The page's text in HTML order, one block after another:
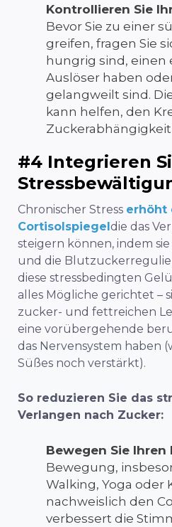
Kontrollieren Sie
Bevor Sie zu einer
greifen, fragen Sie
hungrig sind, einen
Auslöser haben
gelangweilt sind.
kann helfen, den
#4 Integrieren
Chronischer Stress erhöht
Cortisolspiegeldie das
steigern können, indem
und die
diese stressbedingten
alles Mögliche gerichtet –
zucker- und fettreichen
eine vorübergehende
das Nervensystem haben
Süßes noch verstärkt).
So reduzieren Sie das
Verlangen nach Zucker:
Bewegen Sie
Bewegung,
Walking, Yoga oder
nachweislich den
verbessert die